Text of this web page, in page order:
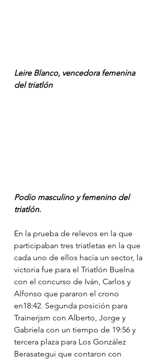
Leire Blanco, vencedora femenina
del triatlón
Podio masculino y femenino del
triatlón.
En la prueba de relevos en la que
participaban tres triatletas en la que
cada uno de ellos hacía un sector, la
victoria fue para el Triatlón Buelna
con el concurso de Iván, Carlos y
Alfonso que pararon el crono
en18:42. Segunda posición para
Trainerjsm con Alberto, Jorge y
Gabriela con un tiempo de 19:56 y
tercera plaza para Los González
Berasategui que contaron con